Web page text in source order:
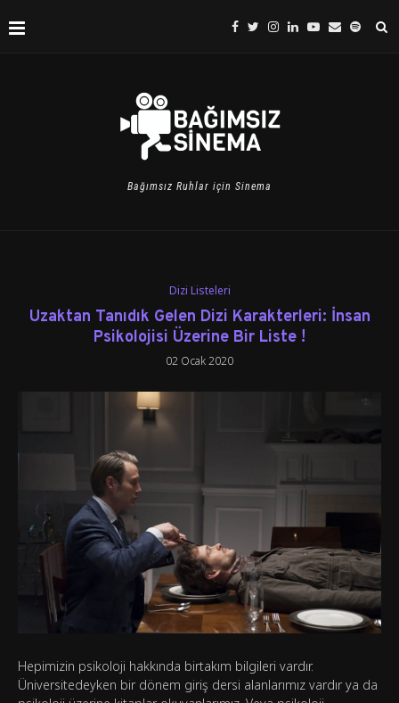
Bağımsız Ruhlar için Sinema
Dizi Listeleri
Uzaktan Tanıdık Gelen Dizi Karakterleri: İnsan
Psikolojisi Üzerine Bir Liste !
02 Ocak 2020
Hepimizin psikoloji hakkında birtakım bilgileri vardır.
Üniversitedeyken bir dönem giriş dersi alanlarımız vardır ya da